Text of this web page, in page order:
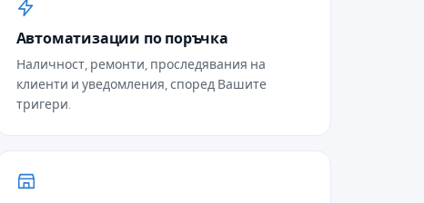
Автоматизации по поръчка
Наличност, ремонти, проследявания на
клиенти и уведомления, според Вашите
тригери.